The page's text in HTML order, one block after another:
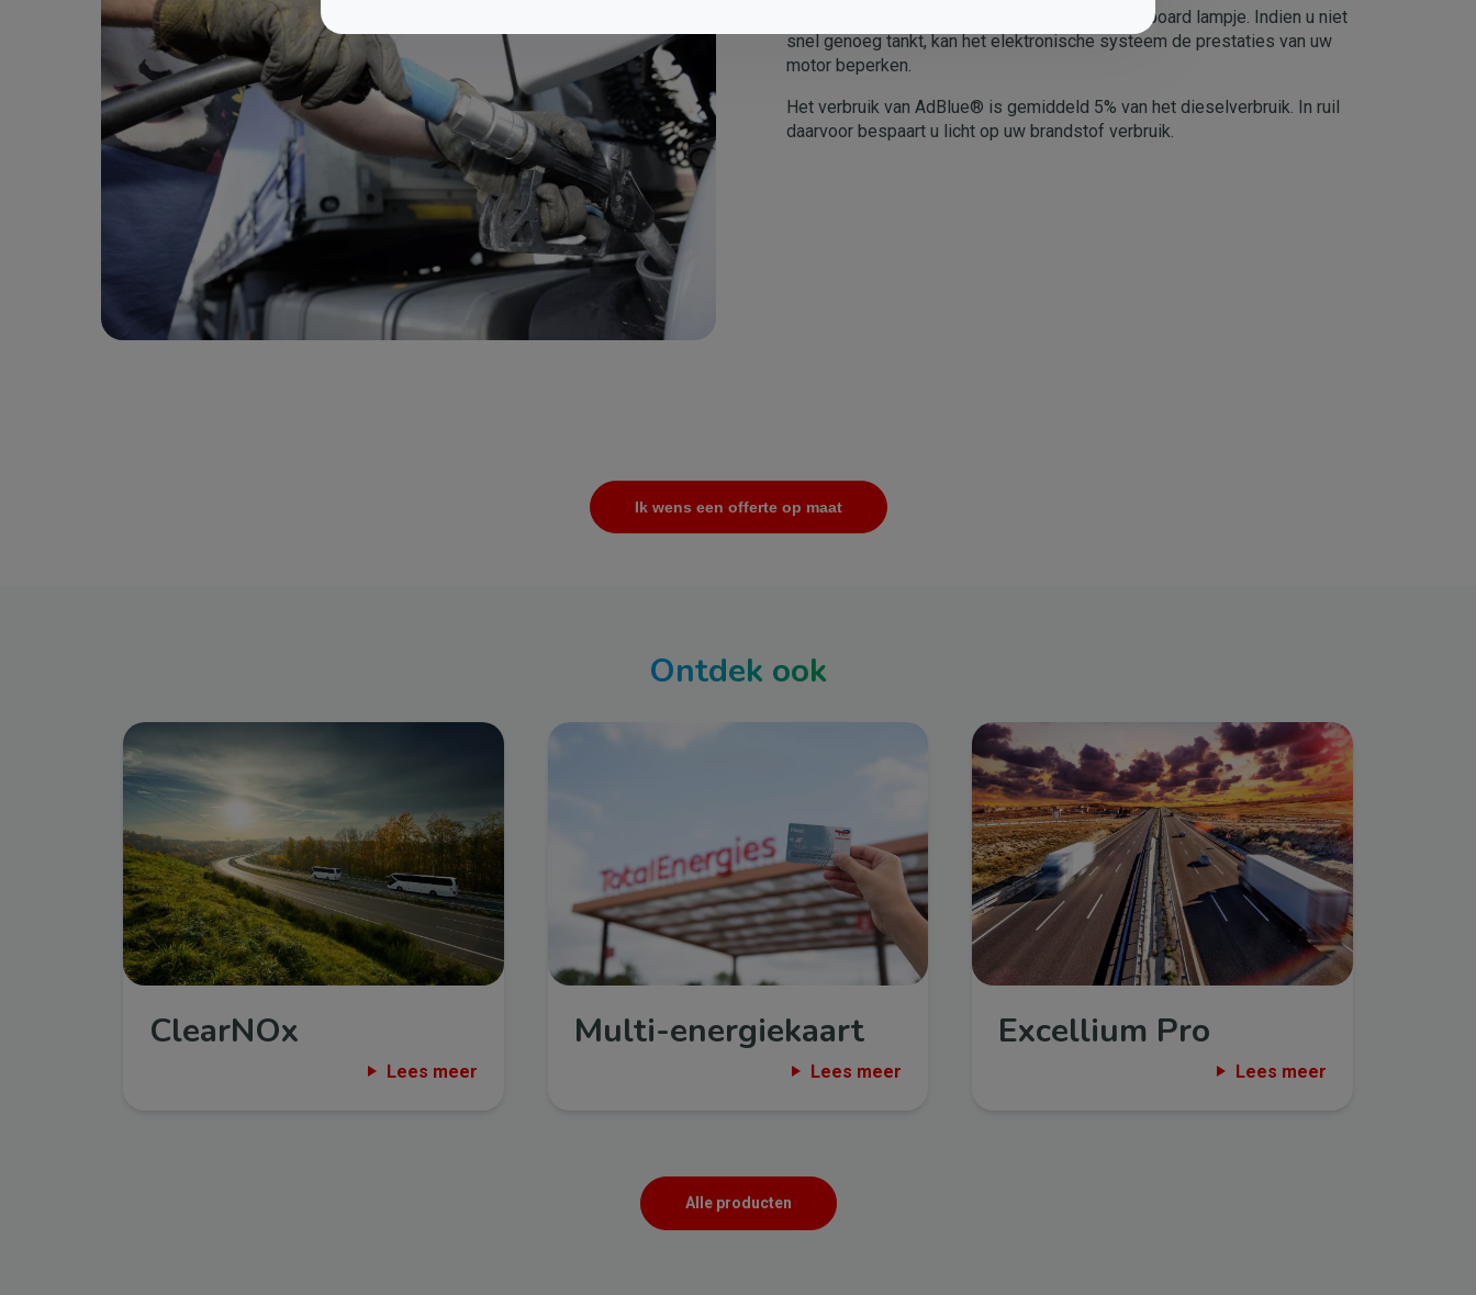
Als u AdBlue® moet tanken, brandt er een dashboard lampje. Indien u niet
snel genoeg tankt, kan het elektronische systeem de prestaties van uw
motor beperken.
Het verbruik van AdBlue® is gemiddeld 5% van het dieselverbruik. In ruil
daarvoor bespaart u licht op uw brandstof verbruik.
Ik wens een offerte op maat
Ontdek ook
Afbeelding
ClearNOx
Lees meer
Afbeelding
Multi-energiekaart
Lees meer
Afbeelding
Excellium Pro
Lees meer
Alle producten